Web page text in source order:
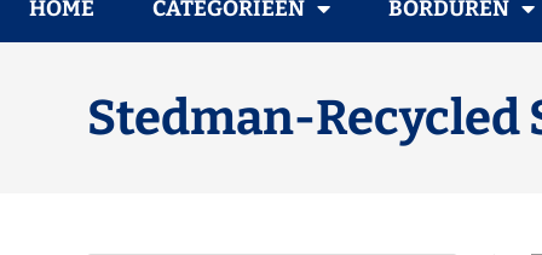
HOME CATEGORIEËN BORDUREN
Stedman-Recycled